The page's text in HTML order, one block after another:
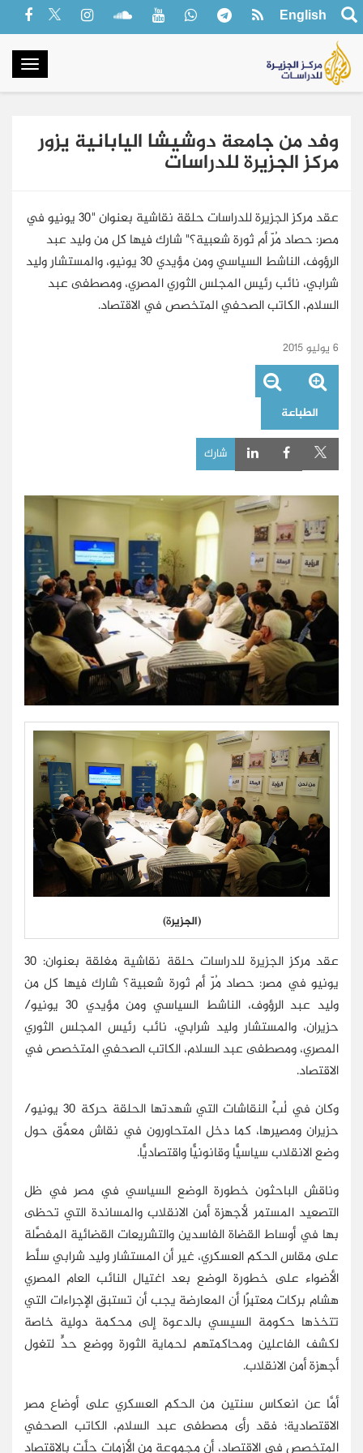
English
وفد من جامعة دوشيشا اليابانية يزور
مركز الجزيرة للدراسات
عقد مركز الجزيرة للدراسات حلقة نقاشية بعنوان "30 يونيو في
مصر: حصاد مُرّ أم ثورة شعبية؟" شارك فيها كل من وليد عبد
الرؤوف، الناشط السياسي ومن مؤيدي 30 يونيو، والمستشار وليد
شرابي، نائب رئيس المجلس الثوري المصري، ومصطفى عبد
السلام، الكاتب الصحفي المتخصص في الاقتصاد.
6 يوليو 2015
الطباعة
شارك
(الجزيرة)
عقد مركز الجزيرة للدراسات حلقة نقاشية مغلقة بعنوان: 30
يونيو في مصر: حصاد مُرّ أم ثورة شعبية؟ شارك فيها كل من
وليد عبد الرؤوف، الناشط السياسي ومن مؤيدي 30 يونيو/
حزيران، والمستشار وليد شرابي، نائب رئيس المجلس الثوري
المصري، ومصطفى عبد السلام، الكاتب الصحفي المتخصص في
الاقتصاد.
وكان في لُبِّ النقاشات التي شهدتها الحلقة حركة 30 يونيو/
حزيران ومصيرها، كما دخل المتحاورون في نقاش معمَّق حول
وضع الانقلاب سياسيًّا وقانونيًّا واقتصاديًّا.
وناقش الباحثون خطورة الوضع السياسي في مصر في ظل
التصعيد المستمر لأجهزة أمن الانقلاب والمساندة التي تحظى
بها في أوساط القضاة الفاسدين والتشريعات القضائية المفصَّلة
على مقاس الحكم العسكري، غير أن المستشار وليد شرابي سلَّط
الأضواء على خطورة الوضع بعد اغتيال النائب العام المصري
هشام بركات معتبِرًا أن المعارضة يجب أن تستبق الإجراءات التي
تتخذها حكومة السيسي بالدعوة إلى محكمة دولية خاصة
لكشف الفاعلين ومحاكمتهم لحماية الثورة ووضع حدٍّ لتغول
أجهزة أمن الانقلاب.
أمَّا عن انعكاس سنتين من الحكم العسكري على أوضاع مصر
الاقتصادية؛ فقد رأى مصطفى عبد السلام، الكاتب الصحفي
المتخصص في الاقتصاد، أن مجموعة من الأزمات حلَّت بالاقتصاد